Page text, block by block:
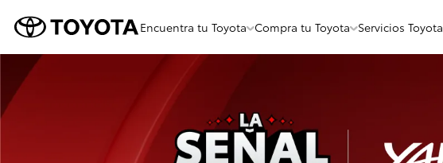
Encuentra tu Toyota Compra tu Toyota Servicios Toyota
Menu
Flotante